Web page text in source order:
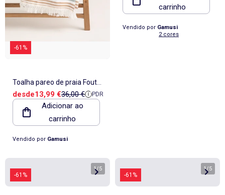
-61%
Toalha pareo de praia Fouta,
tecido em relevo - Gamusi.
desdePreço de venda
13,99 €Preço de referência
36,00 € PDR
Adicionar ao
carrinho
Vendido por Gamusi
carrinho
Vendido por Gamusi
2 cores
-61%
1/5
-61%
1/5